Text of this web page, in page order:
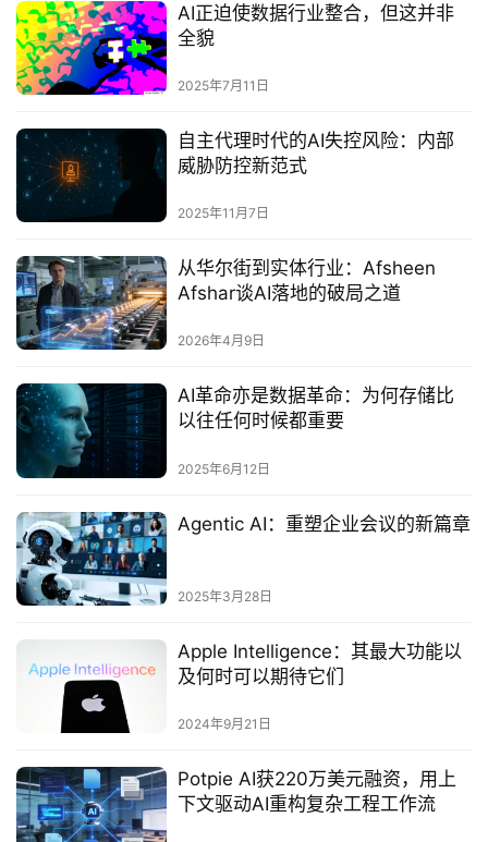
AI正迫使数据行业整合，但这并非
全貌
2025年7月11日
自主代理时代的AI失控风险：内部
威胁防控新范式
2025年11月7日
从华尔街到实体行业：Afsheen
Afshar谈AI落地的破局之道
2026年4月9日
AI革命亦是数据革命：为何存储比
以往任何时候都重要‌
2025年6月12日
Agentic AI：重塑企业会议的新篇章
2025年3月28日
Apple Intelligence：其最大功能以
及何时可以期待它们
2024年9月21日
Potpie AI获220万美元融资，用上
下文驱动AI重构复杂工程工作流